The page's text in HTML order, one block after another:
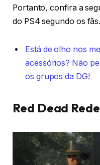
Portanto, confira a
do PS4 segundo os fãs.
Está de olho nos
acessórios? Não
os grupos da DG!
Red Dead